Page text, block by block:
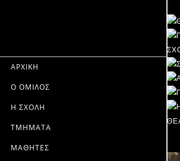
ΑΡΧΙΚΗ
Ο ΟΜΙΛΟΣ
Η ΣΧΟΛΗ
ΤΜΗΜΑΤΑ
ΜΑΘΗΤΕΣ